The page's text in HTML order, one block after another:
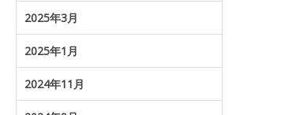
2025年3月
2025年1月
2024年11月